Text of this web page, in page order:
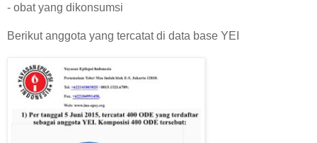
- obat yang dikonsumsi
Berikut anggota yang tercatat di data base YEI